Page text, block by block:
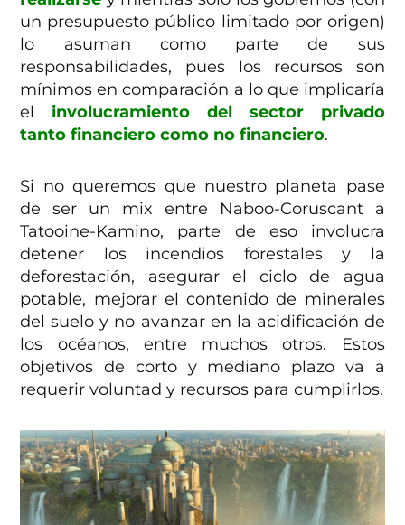
un presupuesto público limitado por origen)
lo asuman como parte de sus
responsabilidades, pues los recursos son
mínimos en comparación a lo que implicaría
el involucramiento del sector privado
tanto financiero como no financiero.
Si no queremos que nuestro planeta pase
de ser un mix entre Naboo-Coruscant a
Tatooine-Kamino, parte de eso involucra
detener los incendios forestales y la
deforestación, asegurar el ciclo de agua
potable, mejorar el contenido de minerales
del suelo y no avanzar en la acidificación de
los océanos, entre muchos otros. Estos
objetivos de corto y mediano plazo va a
requerir voluntad y recursos para cumplirlos.